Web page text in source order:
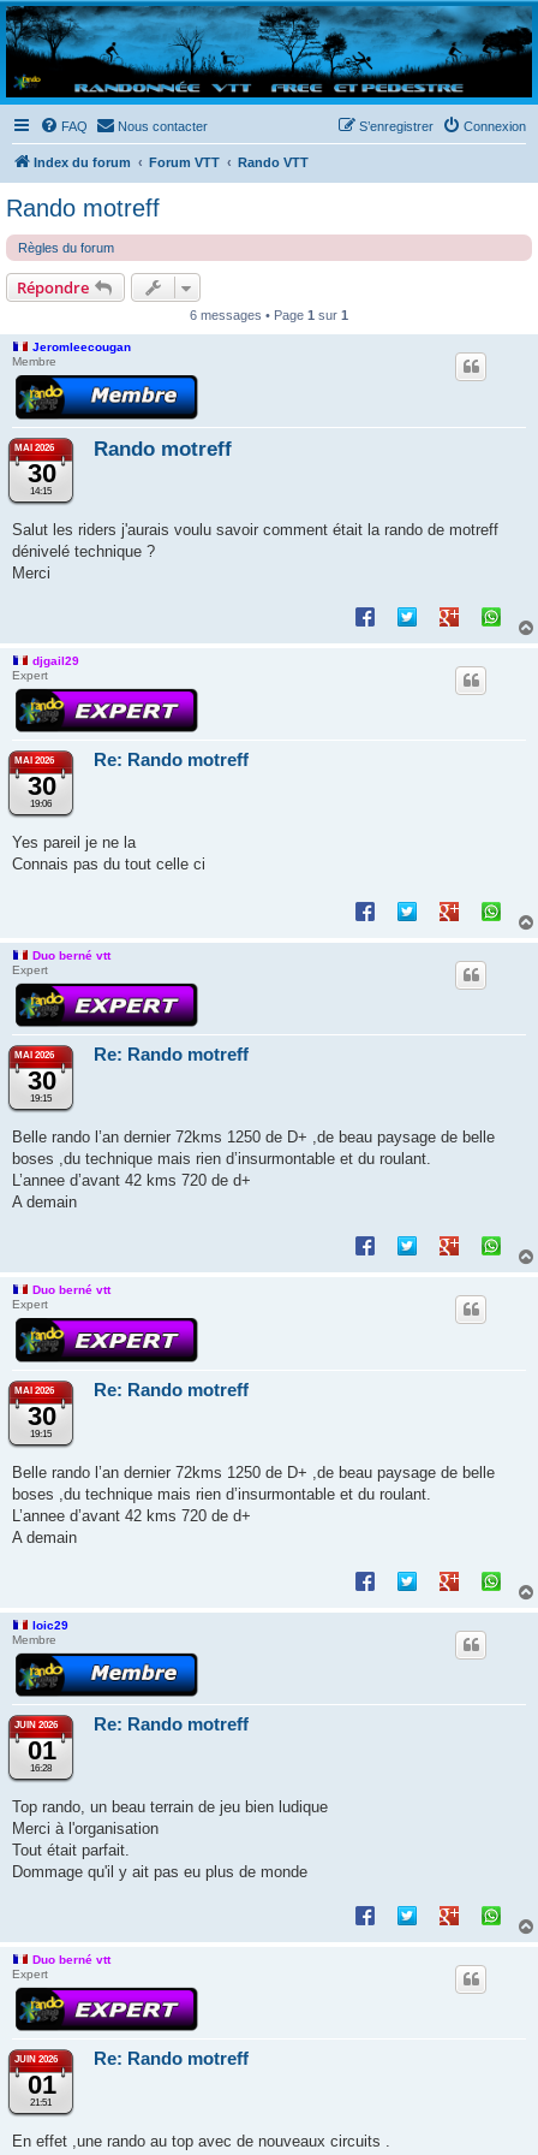
Randovttfree.fr
Bienvenue sur le site des randos vtt et pédestre de Bretagne . Bonne navigation sur le site
et bonnes randos dans l'Ouest !
FAQ Nous contacter Connexion
S’enregistrer
Index du forum Forum VTT Rando VTT
Rando motreff
Règles du forum
Répondre
6 messages • Page 1 sur 1
Jeromleecougan
Membre
MAI 2026
30
14:15
Rando motreff
Salut les riders j'aurais voulu savoir comment était la rando de motreff
dénivelé technique ?
Merci
djgail29
Expert
MAI 2026
30
19:06
Re: Rando motreff
Yes pareil je ne la
Connais pas du tout celle ci
Duo berné vtt
Expert
MAI 2026
30
19:15
Re: Rando motreff
Belle rando l’an dernier 72kms 1250 de D+ ,de beau paysage de belle
boses ,du technique mais rien d’insurmontable et du roulant.
L’annee d’avant 42 kms 720 de d+
A demain
Duo berné vtt
Expert
MAI 2026
30
19:15
Re: Rando motreff
Belle rando l’an dernier 72kms 1250 de D+ ,de beau paysage de belle
boses ,du technique mais rien d’insurmontable et du roulant.
L’annee d’avant 42 kms 720 de d+
A demain
loic29
Membre
JUIN 2026
01
16:28
Re: Rando motreff
Top rando, un beau terrain de jeu bien ludique
Merci à l'organisation
Tout était parfait.
Dommage qu'il y ait pas eu plus de monde
Duo berné vtt
Expert
JUIN 2026
01
21:51
Re: Rando motreff
En effet ,une rando au top avec de nouveaux circuits .